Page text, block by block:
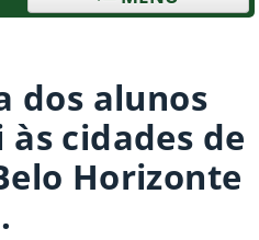
dos alunos
cidades de
Horizonte